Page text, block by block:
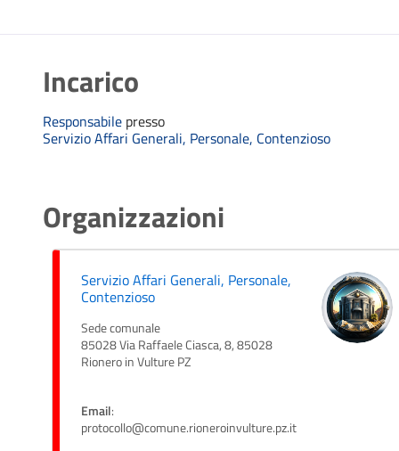
Incarico
Responsabile presso
Servizio Affari Generali, Personale, Contenzioso
Organizzazioni
Servizio Affari Generali, Personale,
Contenzioso
Sede comunale
85028 Via Raffaele Ciasca, 8, 85028
Rionero in Vulture PZ
Email:
protocollo@comune.rioneroinvulture.pz.it